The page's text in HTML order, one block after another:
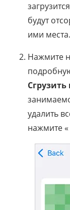
будут
ими места.
Нажмите
удалить
нажмите «